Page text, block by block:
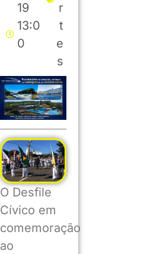
19
13:0
0
r
t
e
s
O Desfile
Cívico em
comemoração
ao